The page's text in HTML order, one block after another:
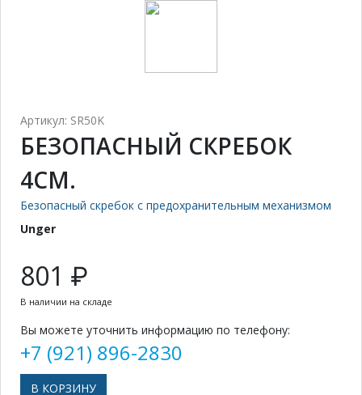
Артикул: SR50K
БЕЗОПАСНЫЙ СКРЕБОК
4СМ.
Безопасный скребок с предохранительным механизмом
Unger
801 ₽
В наличии на складе
Вы можете уточнить информацию по телефону:
+7 (921) 896-2830